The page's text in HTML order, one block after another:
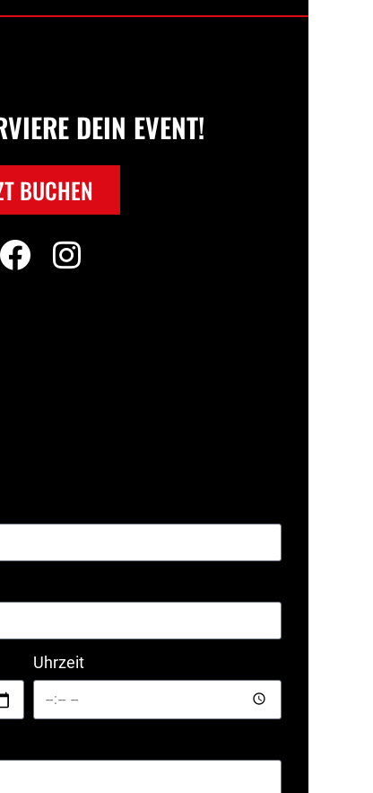
DEIN EVENT!
BUCHEN
Uhrzeit